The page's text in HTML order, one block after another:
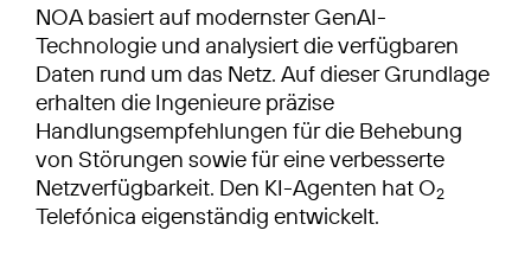
NOA basiert auf modernster GenAI-
Technologie und analysiert die verfügbaren
Daten rund um das Netz. Auf dieser Grundlage
erhalten die Ingenieure präzise
Handlungsempfehlungen für die Behebung
von Störungen sowie für eine verbesserte
Netzverfügbarkeit. Den KI-Agenten hat O2
Telefónica eigenständig entwickelt.